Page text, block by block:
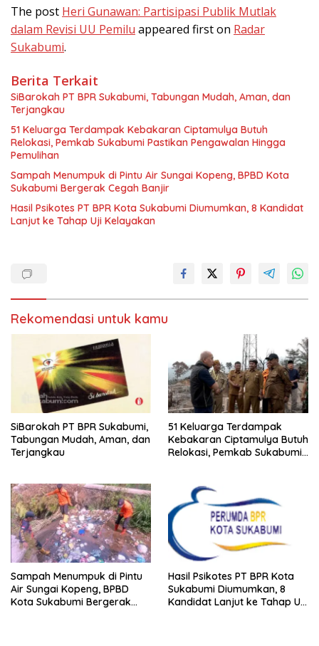
The post Heri Gunawan: Partisipasi Publik Mutlak
dalam Revisi UU Pemilu appeared first on Radar
Sukabumi.
Berita Terkait
SiBarokah PT BPR Sukabumi, Tabungan Mudah, Aman, dan
Terjangkau
51 Keluarga Terdampak Kebakaran Ciptamulya Butuh
Relokasi, Pemkab Sukabumi Pastikan Pengawalan Hingga
Pemulihan
Sampah Menumpuk di Pintu Air Sungai Kopeng, BPBD Kota
Sukabumi Bergerak Cegah Banjir
Hasil Psikotes PT BPR Kota Sukabumi Diumumkan, 8 Kandidat
Lanjut ke Tahap Uji Kelayakan
Rekomendasi untuk kamu
SiBarokah PT BPR Sukabumi,
Tabungan Mudah, Aman, dan
Terjangkau
51 Keluarga Terdampak
Kebakaran Ciptamulya Butuh
Relokasi, Pemkab Sukabumi
Sampah Menumpuk di Pintu
Air Sungai Kopeng, BPBD
Kota Sukabumi Bergerak
Hasil Psikotes PT BPR Kota
Sukabumi Diumumkan, 8
Kandidat Lanjut ke Tahap Uji